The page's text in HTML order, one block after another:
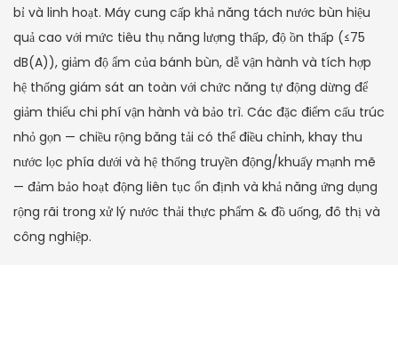
bỉ và linh hoạt. Máy cung cấp khả năng tách nước bùn hiệu
quả cao với mức tiêu thụ năng lượng thấp, độ ồn thấp (≤75
dB(A)), giảm độ ẩm của bánh bùn, dễ vận hành và tích hợp
hệ thống giám sát an toàn với chức năng tự động dừng để
giảm thiểu chi phí vận hành và bảo trì. Các đặc điểm cấu trúc
nhỏ gọn — chiều rộng băng tải có thể điều chỉnh, khay thu
nước lọc phía dưới và hệ thống truyền động/khuấy mạnh mẽ
— đảm bảo hoạt động liên tục ổn định và khả năng ứng dụng
rộng rãi trong xử lý nước thải thực phẩm & đồ uống, đô thị và
công nghiệp.